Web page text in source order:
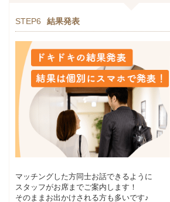
STEP6 結果発表
マッチングした方同士お話できるように
スタッフがお席までご案内します！
そのままお出かけされる方も多いです♪